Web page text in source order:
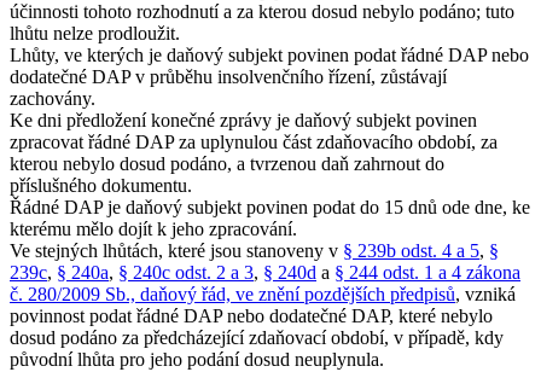
účinnosti tohoto rozhodnutí a za kterou dosud nebylo podáno; tuto
lhůtu nelze prodloužit.
Lhůty, ve kterých je daňový subjekt povinen podat řádné DAP nebo
dodatečné DAP v průběhu insolvenčního řízení, zůstávají
zachovány.
Ke dni předložení konečné zprávy je daňový subjekt povinen
zpracovat řádné DAP za uplynulou část zdaňovacího období, za
kterou nebylo dosud podáno, a tvrzenou daň zahrnout do
příslušného dokumentu.
Řádné DAP je daňový subjekt povinen podat do 15 dnů ode dne, ke
kterému mělo dojít k jeho zpracování.
Ve stejných lhůtách, které jsou stanoveny v § 239b odst. 4 a 5, §
239c, § 240a, § 240c odst. 2 a 3, § 240d a § 244 odst. 1 a 4 zákona
č. 280/2009 Sb., daňový řád, ve znění pozdějších předpisů, vzniká
povinnost podat řádné DAP nebo dodatečné DAP, které nebylo
dosud podáno za předcházející zdaňovací období, v případě, kdy
původní lhůta pro jeho podání dosud neuplynula.